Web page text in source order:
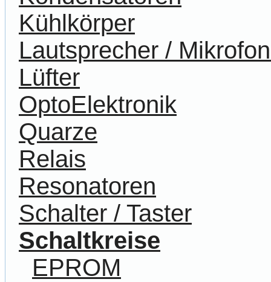
Kühlkörper
Lautsprecher /
Lüfter
OptoElektronik
Quarze
Relais
Resonatoren
Schalter / Taster
Schaltkreise
EPROM